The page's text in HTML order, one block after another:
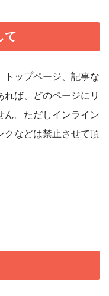
て
トップページ、記事な
ば、どのページにリ
ん。ただしインライン
クなどは禁止させて頂